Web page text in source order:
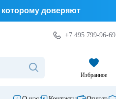
доверяют
+7 495 799-96-69
Избранное